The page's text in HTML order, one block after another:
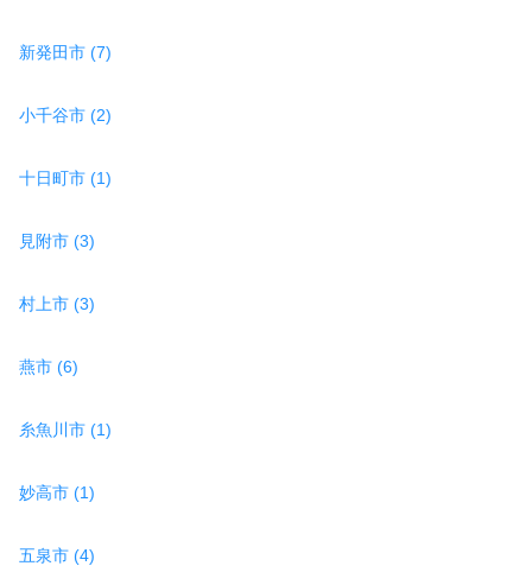
新発田市 (7)
小千谷市 (2)
十日町市 (1)
見附市 (3)
村上市 (3)
燕市 (6)
糸魚川市 (1)
妙高市 (1)
五泉市 (4)